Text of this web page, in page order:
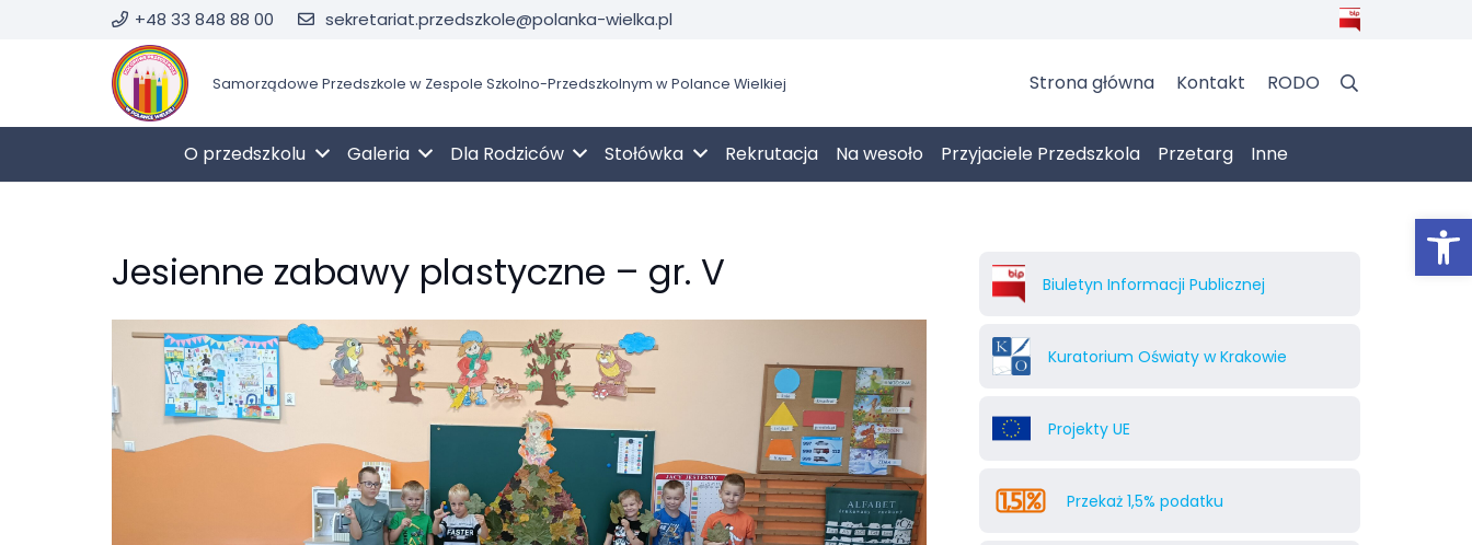
+48 33 848 88 00 sekretariat.przedszkole@polanka-wielka.pl
Samorządowe Przedszkole w Zespole Szkolno-Przedszkolnym w Polance Wielkiej Strona główna Kontakt RODO
O przedszkolu Galeria Dla Rodziców Stołówka Rekrutacja Na wesoło Przyjaciele Przedszkola Przetarg Inne
Jesienne zabawy plastyczne – gr. V Biuletyn Informacji Publicznej
Kuratorium Oświaty w Krakowie
Projekty UE
Przekaż 1,5% podatku